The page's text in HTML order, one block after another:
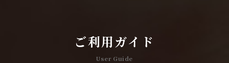
ご利用ガイド
User Guide